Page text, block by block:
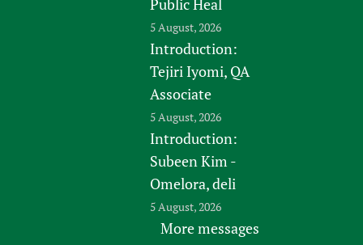
5 August, 2026
Introduction:
Tejiri Iyomi, QA
Associate
5 August, 2026
Introduction:
Subeen Kim -
Omelora, deli
5 August, 2026
More messages